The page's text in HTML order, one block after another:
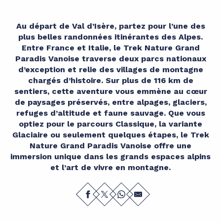
Au départ de Val d’Isère, partez pour l’une des
plus belles randonnées itinérantes des Alpes.
Entre France et Italie, le Trek Nature Grand
Paradis Vanoise traverse deux parcs nationaux
d’exception et relie des villages de montagne
chargés d’histoire. Sur plus de 116 km de
sentiers, cette aventure vous emmène au cœur
de paysages préservés, entre alpages, glaciers,
refuges d’altitude et faune sauvage. Que vous
optiez pour le parcours Classique, la variante
Glaciaire ou seulement quelques étapes, le Trek
Nature Grand Paradis Vanoise offre une
immersion unique dans les grands espaces alpins
et l’art de vivre en montagne.